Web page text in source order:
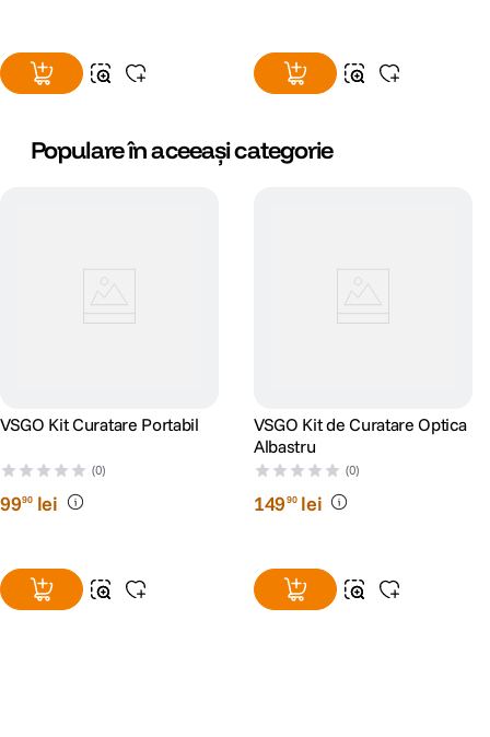
Populare în aceeași categorie
VSGO Kit Curatare Portabil
(0)
9990 lei
VSGO Kit de Curatare Optica
Albastru
(0)
14990 lei